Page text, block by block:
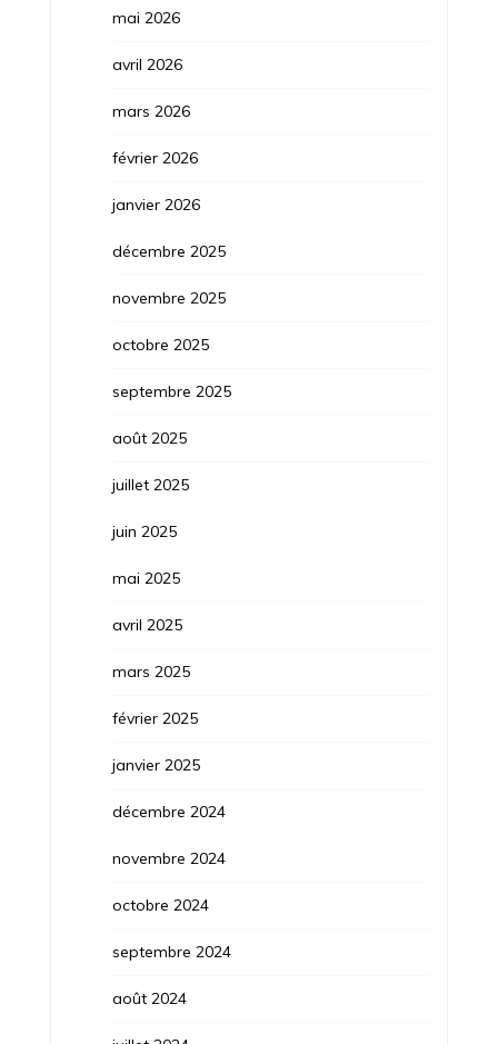
mai 2026
avril 2026
mars 2026
février 2026
janvier 2026
décembre 2025
novembre 2025
octobre 2025
septembre 2025
août 2025
juillet 2025
juin 2025
mai 2025
avril 2025
mars 2025
février 2025
janvier 2025
décembre 2024
novembre 2024
octobre 2024
septembre 2024
août 2024